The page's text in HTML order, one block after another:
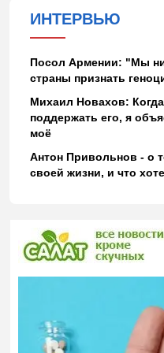
ИНТЕРВЬЮ
Посол Армении: "Мы
страны признать
Михаил Новахов:
поддержать его, я
моё
Антон Привольнов - о
своей жизни, и что